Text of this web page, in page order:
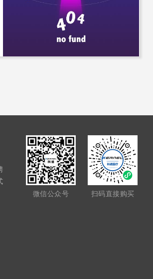
微信公众号
扫码直接购买